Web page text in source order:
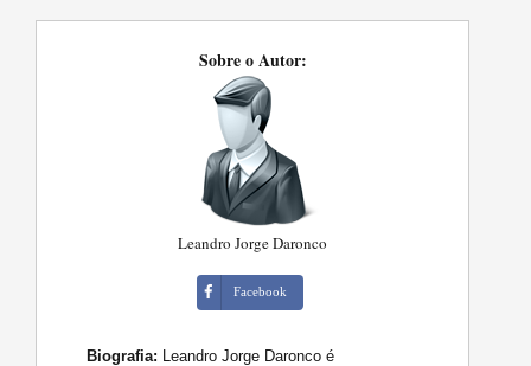
Sobre o Autor:
Leandro Jorge Daronco
Facebook
Biografia: Leandro Jorge Daronco é